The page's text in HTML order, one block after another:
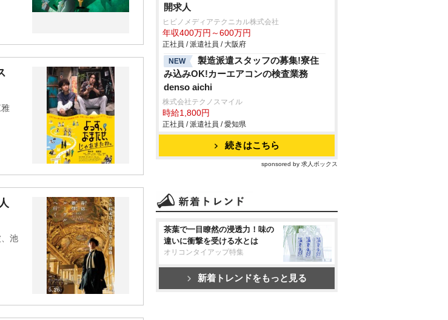
池
開求人
ヒビノメディアテクニカル株式会社
年収400万円～600万円
正社員 / 派遣社員 / 大阪府
NEW
製造派遣スタッフの募集!寮住
み込みOK!カーエアコンの検査業務
denso aichi
株式会社テクノスマイル
時給1,800円
正社員 / 派遣社員 / 愛知県
続きはこちら
sponsored by 求人ボックス
茶葉で一目瞭然の浸透力！味の
違いに衝撃を受ける水とは
オリコンタイアップ特集
新着トレンドをもっと見る